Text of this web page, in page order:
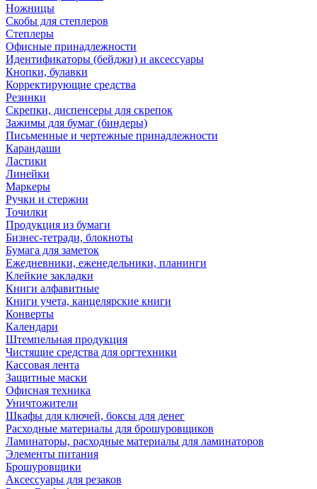
Ножницы
Скобы для степлеров
Степлеры
Офисные принадлежности
Идентификаторы (бейджи) и аксессуары
Кнопки, булавки
Корректирующие средства
Резинки
Скрепки, диспенсеры для скрепок
Зажимы для бумаг (биндеры)
Письменные и чертежные принадлежности
Карандаши
Ластики
Линейки
Маркеры
Ручки и стержни
Точилки
Продукция из бумаги
Бизнес-тетради, блокноты
Бумага для заметок
Ежедневники, еженедельники, планинги
Клейкие закладки
Книги алфавитные
Книги учета, канцелярские книги
Конверты
Календари
Штемпельная продукция
Чистящие средства для оргтехники
Кассовая лента
Защитные маски
Офисная техника
Уничтожители
Шкафы для ключей, боксы для денег
Расходные материалы для брошуровщиков
Ламинаторы, расходные материалы для ламинаторов
Элементы питания
Брошуровщики
Аксессуары для резаков